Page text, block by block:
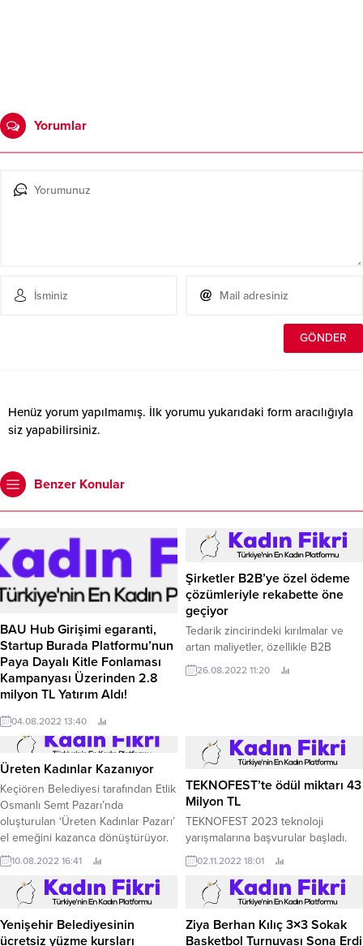
Yorumlar
Henüz yorum yapılmamış. İlk yorumu yukarıdaki form aracılığıyla
siz yapabilirsiniz.
Benzer Konular
BAU Hub Girişimi egaranti,
Startup Burada Platformu’nun
Paya Dayalı Kitle Fonlaması
Kampanyası Üzerinden 2.8
milyon TL Yatırım Aldı!
Fona ihtiyaç duyan girişimleri
yatırımcılarla buluşturan dijital
platform Startup Burada, İlk Paya
Dayalı Kitle Fonlaması Kampanyası
kapsamında BAU Hub girişimi
egaranti tohum öncesi yatırım
turunu başarıyla tamamladı.
04.08.2022 13:40
Şirketler B2B’ye özel ödeme
çözümleriyle rekabette öne
geçiyor
Tedarik zincirindeki kırılmalar ve
artan maliyetler, özellikle B2B
çalışan şirketlerin ürün tedarikini
her zamankinden daha hızlı ve
26.08.2022 11:20
Üreten Kadınlar Kazanıyor
Keçiören Belediyesi tarafından Etlik
Osmanlı Semt Pazarı’nda
oluşturulan ‘Üreten Kadınlar Pazarı’
el emeğini kazanca dönüştürüyor.
10.08.2022 16:41
TEKNOFEST’te ödül miktarı 43
Milyon TL
TEKNOFEST 2023 teknoloji
yarışmalarına başvurular başladı.
02.11.2022 18:01
Yenişehir Belediyesinin
ücretsiz yüzme kursları
Ziya Berhan Kılıç 3×3 Sokak
Basketbol Turnuvası Sona Erdi